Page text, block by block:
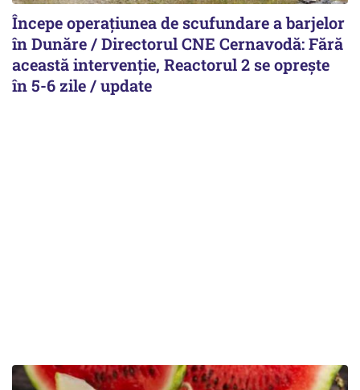
Începe operațiunea de scufundare a barjelor
în Dunăre / Directorul CNE Cernavodă: Fără
această intervenție, Reactorul 2 se oprește
în 5-6 zile / update